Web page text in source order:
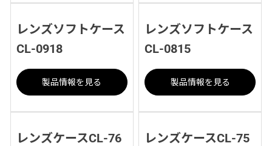
レンズソフトケース
CL-0918
製品情報を見る
レンズソフトケース
CL-0815
製品情報を見る
レンズケースCL-76 レンズケースCL-75